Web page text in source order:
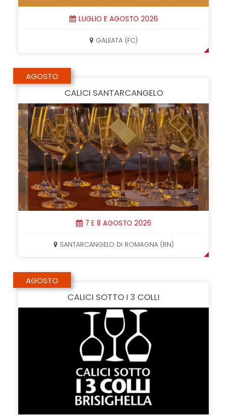
LUGLIO E AGOSTO 2026
GALEATA (FC)
AGOSTO
CALICI SANTARCANGELO
7 E 8 AGOSTO 2026
SANTARCANGELO DI ROMAGNA (RN)
AGOSTO
CALICI SOTTO I 3 COLLI